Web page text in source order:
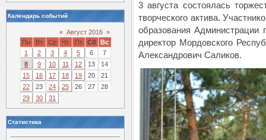
Календарь событий
« Август 2016 »
Пн
Вт Ср Чт Пт Сб
Вс
1
2 3 4 5 6
7
8
9 10 11 12 13
14
15
16 17 18 19 20
21
22
23 24 25 26 27
28
29
30 31
Статистика
3 августа состоялась
творческого актива.
образования Администрации
директор Мордовского
Александрович Саликов.